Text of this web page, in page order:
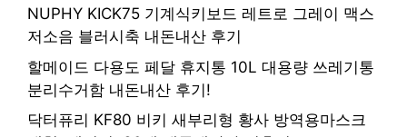
NUPHY KICK75 기계식키보드 레트로 그레이 맥스
저소음 블러시축 내돈내산 후기
할메이드 다용도 페달 휴지통 10L 대용량 쓰레기통
분리수거함 내돈내산 후기!
닥터퓨리 KF80 비키 새부리형 황사 방역용마스크